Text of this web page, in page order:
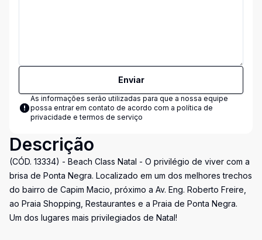
Enviar
As informações serão utilizadas para que a nossa equipe
possa entrar em contato de acordo com a política de
privacidade e termos de serviço
Descrição
(CÓD. 13334) - Beach Class Natal - O privilégio de viver com a
brisa de Ponta Negra. Localizado em um dos melhores trechos
do bairro de Capim Macio, próximo a Av. Eng. Roberto Freire,
ao Praia Shopping, Restaurantes e a Praia de Ponta Negra.
Um dos lugares mais privilegiados de Natal!